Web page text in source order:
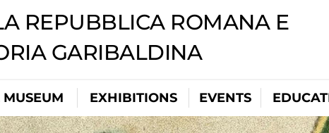
REPUBBLICA ROMANA E
GARIBALDINA
EXHIBITIONS EVENTS